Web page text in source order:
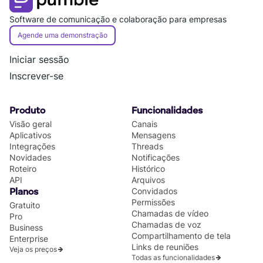
Software de comunicação e colaboração para empresas
Agende uma demonstração
Iniciar sessão
Inscrever-se
Produto
Visão geral
Aplicativos
Integrações
Novidades
Roteiro
API
Planos
Gratuito
Pro
Business
Enterprise
Veja os preços
Funcionalidades
Canais
Mensagens
Threads
Notificações
Histórico
Arquivos
Convidados
Permissões
Chamadas de vídeo
Chamadas de voz
Compartilhamento de tela
Links de reuniões
Todas as funcionalidades